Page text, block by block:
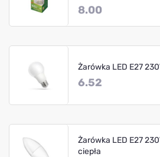
8.00
Żarówka LED E27
6.52
Żarówka LED E27
ciepła